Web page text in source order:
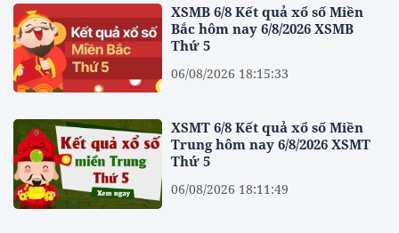
XSMB 6/8 Kết quả xổ số Miền
Bắc hôm nay 6/8/2026 XSMB
Thứ 5
06/08/2026 18:15:33
XSMT 6/8 Kết quả xổ số Miền
Trung hôm nay 6/8/2026 XSMT
Thứ 5
06/08/2026 18:11:49